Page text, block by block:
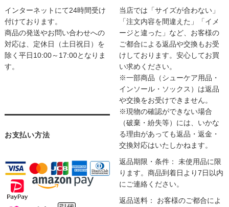
インターネットにて24時間受け
付けております。
商品の発送やお問い合わせへの
対応は、定休日（土日祝日）を
除く平日10:00～17:00となりま
す。
お支払い方法
当店では「サイズが合わない」
「注文内容を間違えた」「イメ
ージと違った」など、お客様の
ご都合による返品や交換もお受
けしております。安心してお買
い求めください。
※一部商品（シューケア用品・
インソール・ソックス）は返品
や交換をお受けできません。
※現物の確認ができない場合
（破棄・紛失等）には、いかな
る理由があっても返品・返金・
交換対応はいたしかねます。
返品期限・条件： 未使用品に限
ります。商品到着日より7日以内
にご連絡ください。
返品送料： お客様のご都合によ